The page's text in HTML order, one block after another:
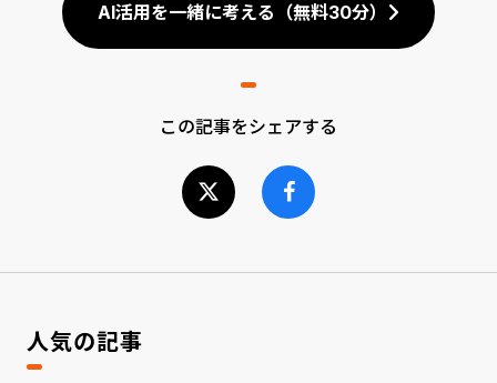
AI活用を一緒に考える（無料30分）
この記事をシェアする
人気の記事